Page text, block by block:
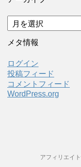
ア
ー
カ
ブ
メタ情報
ログイン
投稿フィード
コメントフィード
WordPress.org
アフィリエイ